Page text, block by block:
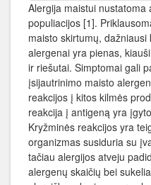
Alergija maistui nustatoma
populiacijos [1].
maisto skirtumų,
alergenai yra pienas,
ir riešutai. Simptomai gali
įsijautrinimo maisto
reakcijos į kitos kilmės
reakcija į antigeną yra
Kryžminės reakcijos yra
organizmas susiduria su
tačiau alergijos atveju
alergenų skaičių bei